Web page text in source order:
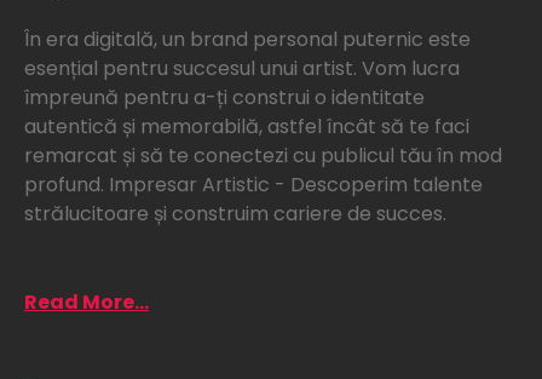
În era digitală, un brand personal puternic este
esențial pentru succesul unui artist. Vom lucra
împreună pentru a-ți construi o identitate
autentică și memorabilă, astfel încât să te faci
remarcat și să te conectezi cu publicul tău în mod
profund. Impresar Artistic - Descoperim talente
strălucitoare și construim cariere de succes.
Read More...